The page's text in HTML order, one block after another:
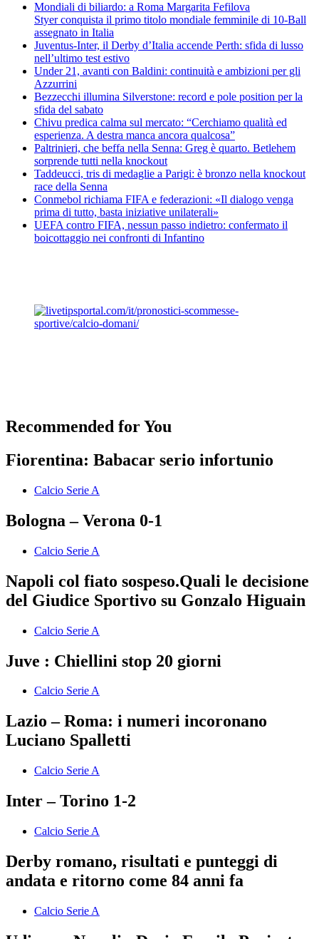
Mondiali di biliardo: a Roma Margarita Fefilova
Styer conquista il primo titolo mondiale femminile di 10-Ball
assegnato in Italia
Juventus-Inter, il Derby d’Italia accende Perth: sfida di lusso
nell’ultimo test estivo
Under 21, avanti con Baldini: continuità e ambizioni per gli
Azzurrini
Bezzecchi illumina Silverstone: record e pole position per la
sfida del sabato
Chivu predica calma sul mercato: “Cerchiamo qualità ed
esperienza. A destra manca ancora qualcosa”
Paltrinieri, che beffa nella Senna: Greg è quarto. Betlehem
sorprende tutti nella knockout
Taddeucci, tris di medaglie a Parigi: è bronzo nella knockout
race della Senna
Conmebol richiama FIFA e federazioni: «Il dialogo venga
prima di tutto, basta iniziative unilaterali»
UEFA contro FIFA, nessun passo indietro: confermato il
boicottaggio nei confronti di Infantino
Recommended for You
Fiorentina: Babacar serio infortunio
Calcio Serie A
Bologna – Verona 0-1
Calcio Serie A
Napoli col fiato sospeso.Quali le decisione
del Giudice Sportivo su Gonzalo Higuain
Calcio Serie A
Juve : Chiellini stop 20 giorni
Calcio Serie A
Lazio – Roma: i numeri incoronano
Luciano Spalletti
Calcio Serie A
Inter – Torino 1-2
Calcio Serie A
Derby romano, risultati e punteggi di
andata e ritorno come 84 anni fa
Calcio Serie A